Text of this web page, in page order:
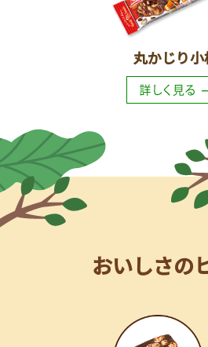
丸かじり小
おいしさの